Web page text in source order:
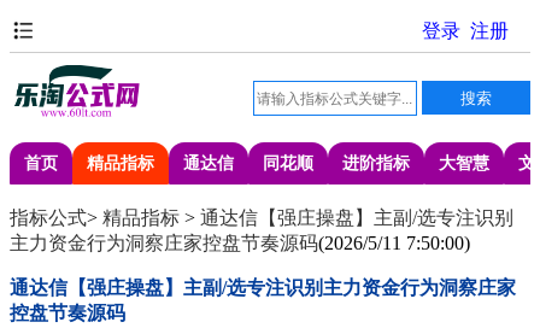
首页 精品指标 通达信 同花顺 进阶指标 大智慧 文
指标公式> 精品指标 > 通达信【强庄操盘】主副/选专注识别
主力资金行为洞察庄家控盘节奏源码(2026/5/11 7:50:00)
通达信【强庄操盘】主副/选专注识别主力资金行为洞察庄家
控盘节奏源码